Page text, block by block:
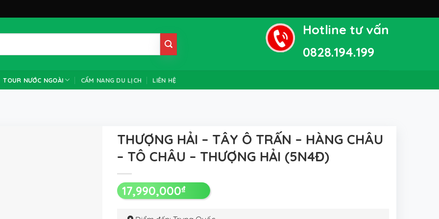
Hotline tư vấn
0828.194.199
TOUR NƯỚC NGOÀI CẨM NANG DU LỊCH LIÊN HỆ
THƯỢNG HẢI – TÂY Ô TRẤN – HÀNG CHÂU
– TÔ CHÂU – THƯỢNG HẢI (5N4Đ)
17,990,000₫